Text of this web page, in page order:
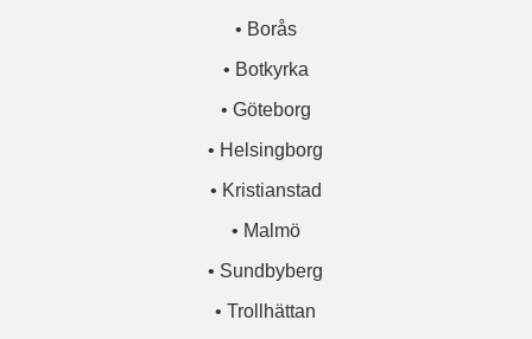
• Borås
• Botkyrka
• Göteborg
• Helsingborg
• Kristianstad
• Malmö
• Sundbyberg
• Trollhättan